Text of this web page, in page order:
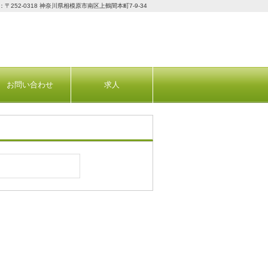
〒252-0318 神奈川県相模原市南区上鶴間本町7-9-34
お問い合わせ 求人